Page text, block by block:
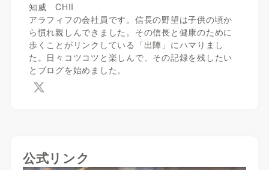
知威 CHII
アラフィフの会社員です。信長の野望は子供の頃か
ら慣れ親しんできました。その信長と健康のために
歩くことがリンクしている「出陣」にハマりまし
た。日々コツコツと楽しんで、その記録を残したい
とブログを始めました。
公式リンク